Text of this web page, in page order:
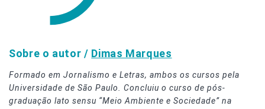
Sobre o autor / Dimas Marques
Formado em Jornalismo e Letras, ambos os cursos pela
Universidade de São Paulo. Concluiu o curso de pós-
graduação lato sensu “Meio Ambiente e Sociedade” na